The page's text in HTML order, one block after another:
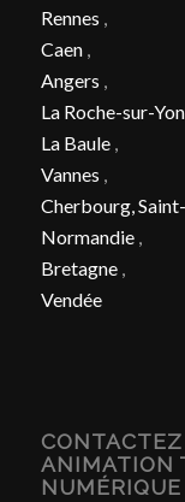
Rennes ,
Caen,
Angers ,
La Roche-sur-Yon
La Baule,
Vannes ,
Cherbourg,
Normandie,
Bretagne,
Vendée
ANIMATION
NUMÉRIQUE